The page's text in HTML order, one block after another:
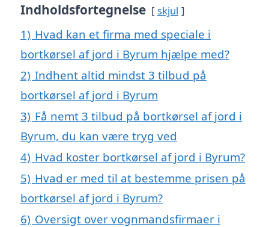
Indholdsfortegnelse skjul
1) Hvad kan et firma med speciale i
bortkørsel af jord i Byrum hjælpe med?
2) Indhent altid mindst 3 tilbud på
bortkørsel af jord i Byrum
3) Få nemt 3 tilbud på bortkørsel af jord i
Byrum, du kan være tryg ved
4) Hvad koster bortkørsel af jord i Byrum?
5) Hvad er med til at bestemme prisen på
bortkørsel af jord i Byrum?
6) Oversigt over vognmandsfirmaer i